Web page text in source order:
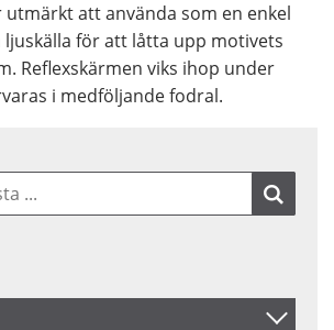
utmärkt att använda som en enkel
ljuskälla för att låtta upp motivets
Reflexskärmen viks ihop under
i medföljande fodral.